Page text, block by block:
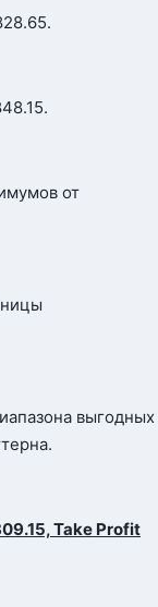
от
выгодных
Take Profit